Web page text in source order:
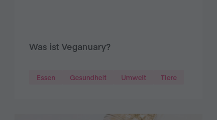
Was ist Veganuary?
Essen Gesundheit Umwelt Tiere